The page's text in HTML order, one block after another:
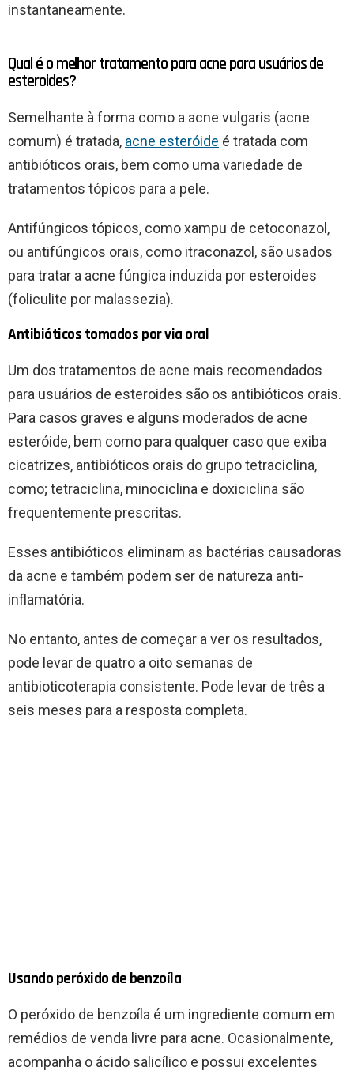
instantaneamente.
Qual é o melhor tratamento para acne para usuários de
esteroides?
Semelhante à forma como a acne vulgaris (acne
comum) é tratada, acne esteróide é tratada com
antibióticos orais, bem como uma variedade de
tratamentos tópicos para a pele.
Antifúngicos tópicos, como xampu de cetoconazol,
ou antifúngicos orais, como itraconazol, são usados
para tratar a acne fúngica induzida por esteroides
(foliculite por malassezia).
Antibióticos tomados por via oral
Um dos tratamentos de acne mais recomendados
para usuários de esteroides são os antibióticos orais.
Para casos graves e alguns moderados de acne
esteróide, bem como para qualquer caso que exiba
cicatrizes, antibióticos orais do grupo tetraciclina,
como; tetraciclina, minociclina e doxiciclina são
frequentemente prescritas.
Esses antibióticos eliminam as bactérias causadoras
da acne e também podem ser de natureza anti-
inflamatória.
No entanto, antes de começar a ver os resultados,
pode levar de quatro a oito semanas de
antibioticoterapia consistente. Pode levar de três a
seis meses para a resposta completa.
Usando peróxido de benzoíla
O peróxido de benzoíla é um ingrediente comum em
remédios de venda livre para acne. Ocasionalmente,
acompanha o ácido salicílico e possui excelentes